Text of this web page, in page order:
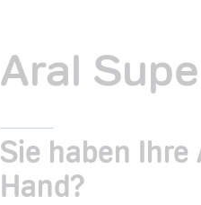
Aral
Sie haben Ihre
Hand?